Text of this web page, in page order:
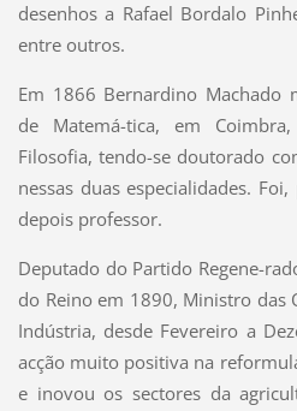
desenhos a Rafael Bordalo
entre outros.
Em 1866 Bernardino Machado
de Matemá-tica, em
Filosofia, tendo-se doutorado
nessas duas especialidades.
depois professor.
Deputado do Partido Regene-
do Reino em 1890, Ministro das
Indústria, desde Fevereiro a
acção muito positiva na
e inovou os sectores da